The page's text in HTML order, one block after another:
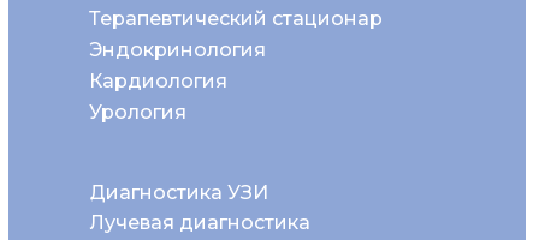
Диагностика УЗИ
Эндокринология
Терапевтический стационар
Кардиология
Урология
Лучевая диагностика